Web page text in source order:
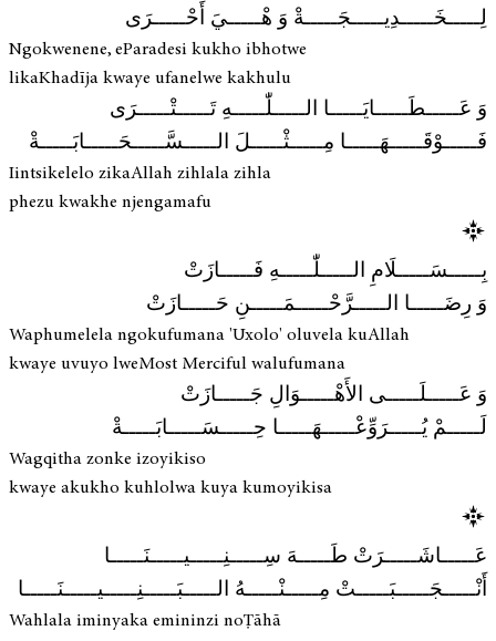
لِـــــخَـــــدِيـــــجَـــــةْ وَ هْـــــيَ أَحْـــــرَى
Ngokwenene, eParadesi kukho ibhotwe
likaKhadīja kwaye ufanelwe kakhulu
وَ عَـــــطَـــــايَـــــا الـــــلّٰـــــهِ تَـــــتْـــــرَى
فَـــــوْقَـــــهَـــــا مِـــــثْـــــلَ الـــــسَّـــــحَـــــابَـــــةْ
Iintsikelelo zikaAllah zihlala zihla
phezu kwakhe njengamafu
بِـــــسَـــــلَامِ الـــــلّٰـــــهِ فَـــــازَتْ
وَ رِضَـــــا الـــــرَّحْـــــمَـــــنِ حَـــــازَتْ
Waphumelela ngokufumana 'Uxolo' oluvela kuAllah
kwaye uvuyo lweMost Merciful walufumana
وَ عَـــــلَـــــى الأَهْـــــوَالِ جَـــــازَتْ
لَـــــمْ يُـــــرَوِّعْـــــهَـــــا حِـــــسَـــــابَـــــةْ
Wagqitha zonke izoyikiso
kwaye akukho kuhlolwa kuya kumoyikisa
عَـــــاشَـــــرَتْ طَـــــهَ سِـــــنِـــــيـــــنَـــــا
أَنْـــــجَـــــبَـــــتْ مِـــــنْـــــهُ الـــــبَـــــنِـــــيـــــنَـــــا
Wahlala iminyaka emininzi noṬāhā